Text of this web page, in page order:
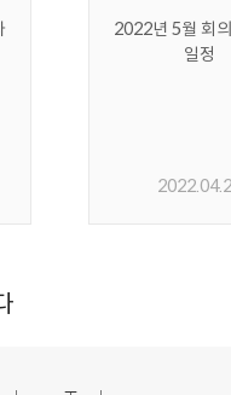
2022년 5월 회
일정